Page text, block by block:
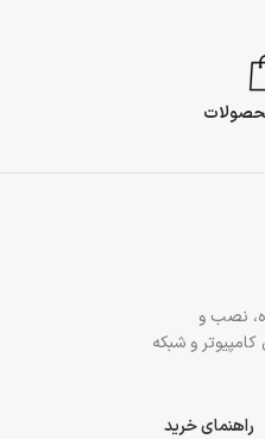
نصب و
و شبکه
راهنمای خرید